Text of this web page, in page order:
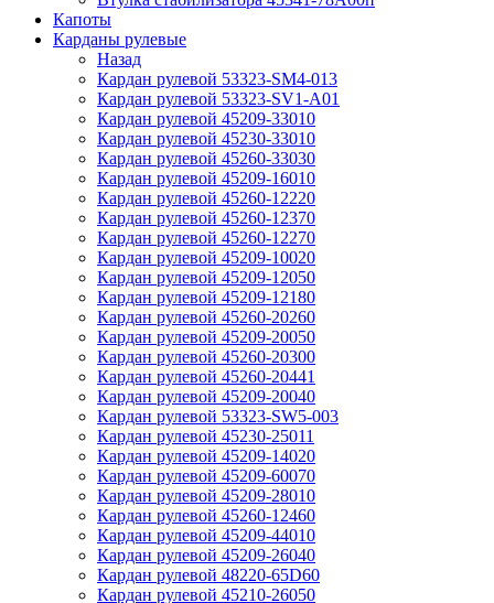
Капоты
Карданы рулевые
Назад
Кардан рулевой 53323-SM4-013
Кардан рулевой 53323-SV1-A01
Кардан рулевой 45209-33010
Кардан рулевой 45230-33010
Кардан рулевой 45260-33030
Кардан рулевой 45209-16010
Кардан рулевой 45260-12220
Кардан рулевой 45260-12370
Кардан рулевой 45260-12270
Кардан рулевой 45209-10020
Кардан рулевой 45209-12050
Кардан рулевой 45209-12180
Кардан рулевой 45260-20260
Кардан рулевой 45209-20050
Кардан рулевой 45260-20300
Кардан рулевой 45260-20441
Кардан рулевой 45209-20040
Кардан рулевой 53323-SW5-003
Кардан рулевой 45230-25011
Кардан рулевой 45209-14020
Кардан рулевой 45209-60070
Кардан рулевой 45209-28010
Кардан рулевой 45260-12460
Кардан рулевой 45209-44010
Кардан рулевой 45209-26040
Кардан рулевой 48220-65D60
Кардан рулевой 45210-26050